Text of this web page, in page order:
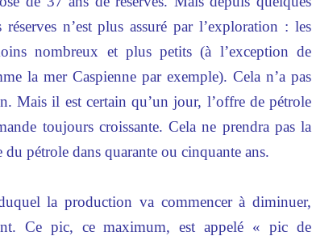
n’est plus assuré par l’exploration : les
nombreux et plus petits (à l’exception de
la mer Caspienne par exemple). Cela n’a pas
Mais il est certain qu’un jour, l’offre de pétrole
toujours croissante. Cela ne prendra pas la
pétrole dans quarante ou cinquante ans.
la production va commencer à diminuer,
Ce pic, ce maximum, est appelé « pic de